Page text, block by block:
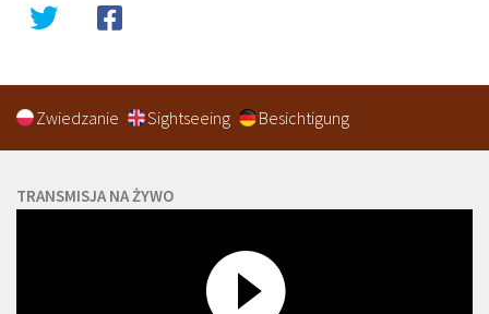
Zwiedzanie Sightseeing Besichtigung
TRANSMISJA NA ŻYWO